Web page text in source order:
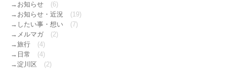
お知らせ
(6)
お知らせ・近況
(19)
したい事・想い
(7)
メルマガ
(2)
旅行
(4)
日常
(4)
淀川区
(2)